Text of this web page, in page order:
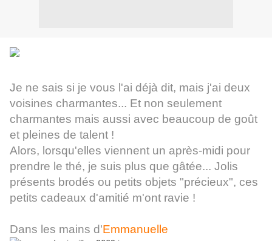
Je ne sais si je vous l'ai déjà dit, mais j'ai deux
voisines charmantes... Et non seulement
charmantes mais aussi avec beaucoup de goût
et pleines de talent !
Alors, lorsqu'elles viennent un après-midi pour
prendre le thé, je suis plus que gâtée... Jolis
présents brodés ou petits objets "précieux", ces
petits cadeaux d'amitié m'ont ravie !
Dans les mains d'Emmanuelle